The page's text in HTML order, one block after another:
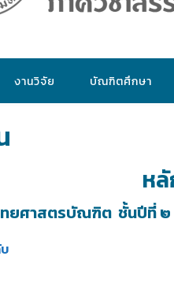
งานวิจัย บัณฑิตศึกษา
ห
ยศาสตรบัณฑิต ชั้นปีที่ ๒